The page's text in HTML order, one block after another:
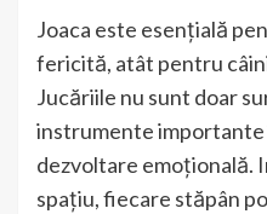
Joaca este esențială
fericită, atât pentru
Jucăriile nu sunt doar
instrumente
dezvoltare emoțională.
spațiu, fiecare stăpân